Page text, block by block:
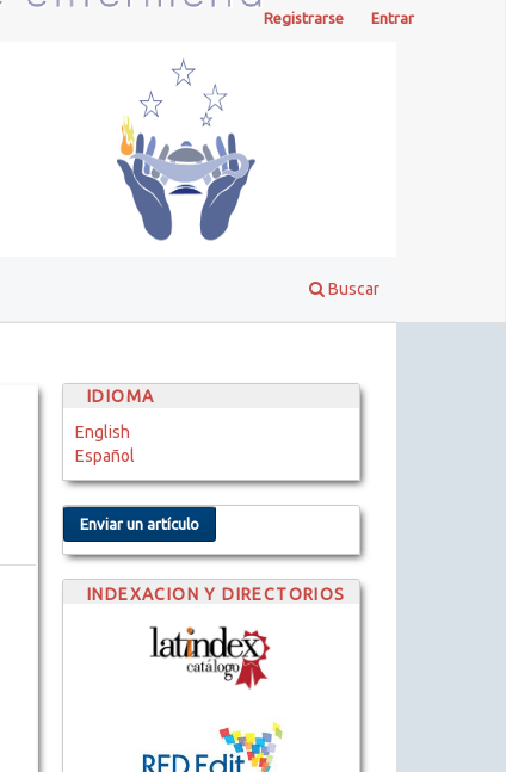
Buscar
Registrarse Entrar
IDIOMA
English
Español
Enviar un artículo
INDEXACION Y DIRECTORIOS